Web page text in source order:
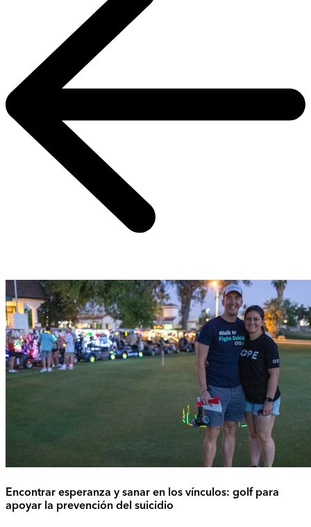
Encontrar esperanza y sanar en los vínculos: golf para
apoyar la prevención del suicidio